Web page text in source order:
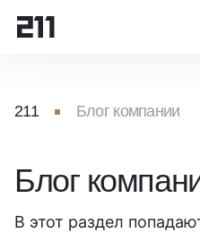
211 Блог компании
Блог
В этот раздел